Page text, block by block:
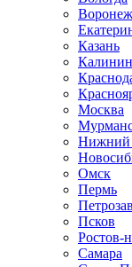
Воронеж
Казань
Москва
Нижний
Омск
Пермь
Псков
Ростов-
Самара